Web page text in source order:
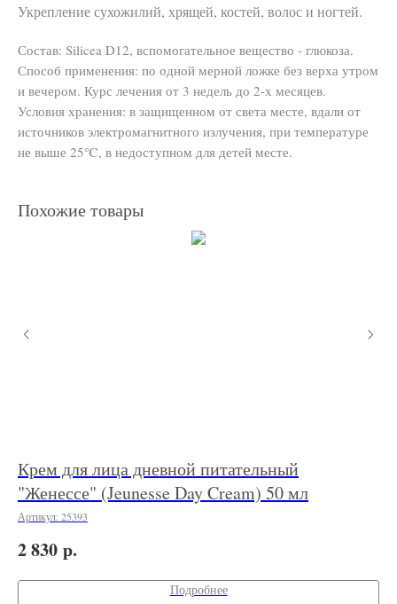
Укрепление сухожилий, хрящей, костей, волос и ногтей.
Состав: Silicea D12, вспомогательное вещество - глюкоза.
Способ применения: по одной мерной ложке без верха утром
и вечером. Курс лечения от 3 недель до 2-х месяцев.
Условия хранения: в защищенном от света месте, вдали от
источников электромагнитного излучения, при температуре
не выше 25℃, в недоступном для детей месте.
Похожие товары
Крем для лица дневной питательный
"Женессе" (Jeunesse Day Cream) 50 мл
Артикул: 25393
2 830 р.
Подробнее